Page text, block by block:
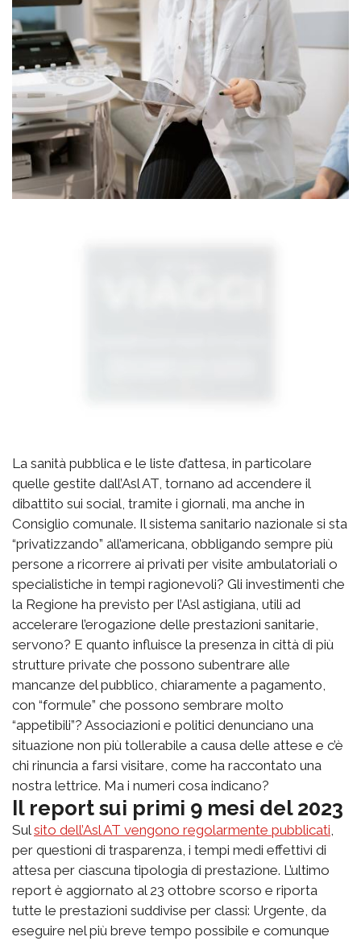
La sanità pubblica e le liste d’attesa, in particolare
quelle gestite dall’Asl AT, tornano ad accendere il
dibattito sui social, tramite i giornali, ma anche in
Consiglio comunale. Il sistema sanitario nazionale si sta
“privatizzando” all’americana, obbligando sempre più
persone a ricorrere ai privati per visite ambulatoriali o
specialistiche in tempi ragionevoli? Gli investimenti che
la Regione ha previsto per l’Asl astigiana, utili ad
accelerare l’erogazione delle prestazioni sanitarie,
servono? E quanto influisce la presenza in città di più
strutture private che possono subentrare alle
mancanze del pubblico, chiaramente a pagamento,
con “formule” che possono sembrare molto
“appetibili”? Associazioni e politici denunciano una
situazione non più tollerabile a causa delle attese e c’è
chi rinuncia a farsi visitare, come ha raccontato una
nostra lettrice. Ma i numeri cosa indicano?
Il report sui primi 9 mesi del 2023
Sul sito dell’Asl AT vengono regolarmente pubblicati
per questioni di trasparenza, i tempi medi effettivi di
attesa per ciascuna tipologia di prestazione. L’ultimo
report è aggiornato al 23 ottobre scorso e riporta
tutte le prestazioni suddivise per classi: Urgente, da
eseguire nel più breve tempo possibile e comunque